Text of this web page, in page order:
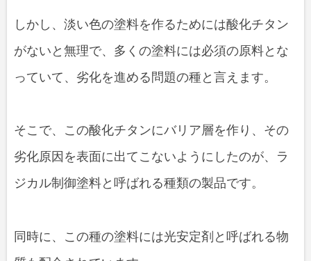
しかし、淡い色の塗料を作るためには酸化チタン
がないと無理で、多くの塗料には必須の原料とな
っていて、劣化を進める問題の種と言えます。
そこで、この酸化チタンにバリア層を作り、その
劣化原因を表面に出てこないようにしたのが、ラ
ジカル制御塗料と呼ばれる種類の製品です。
同時に、この種の塗料には光安定剤と呼ばれる物